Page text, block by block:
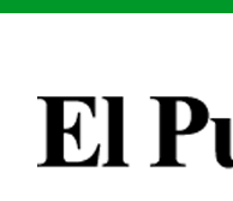
Skip